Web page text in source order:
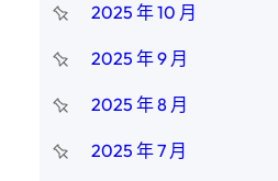
2025 年 10 月
2025 年 9 月
2025 年 8 月
2025 年 7 月